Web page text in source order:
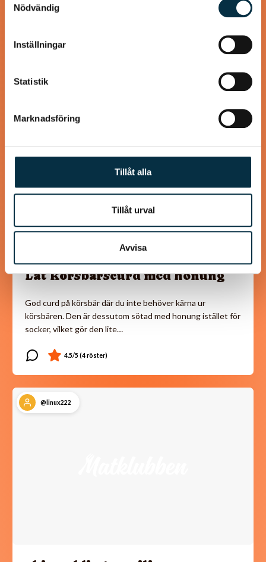
annons- och analysföretag som vi samarbetar med.
Dessa kan i sin tur kombinera informationen med annan
information som du har tillhandahållit eller som de har
samlat in när du har använt deras tjänster.
Nödvändig
Inställningar
Statistik
Marknadsföring
Tillåt alla
Tillåt urval
Avvisa
kycklingsköttbullar
Lika goda som ”Mammas” köttbullar
Lat körsbärscurd med honung
God curd på körsbär där du inte behöver kärna ur
körsbären. Den är dessutom sötad med honung istället för
socker, vilket gör den lite…
@linux222